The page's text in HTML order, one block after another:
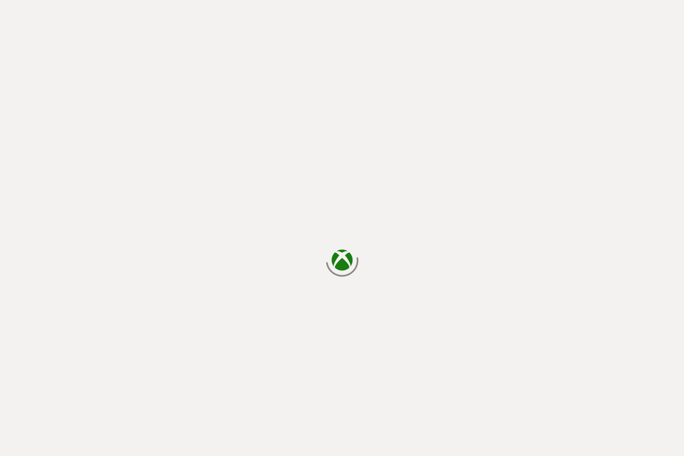
يتم الآن التحميل